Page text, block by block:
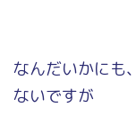
なんだいかにも
ないですが